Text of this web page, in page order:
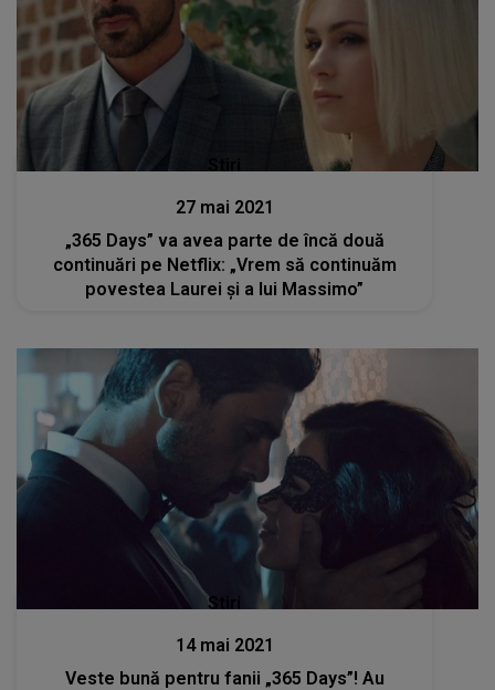
27 mai 2021
„365 Days” va avea parte de încă două
continuări pe Netflix: „Vrem să continuăm
povestea Laurei și a lui Massimo”
Stiri
14 mai 2021
Veste bună pentru fanii „365 Days”! Au